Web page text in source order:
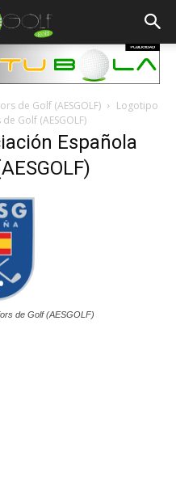
de Golf (AESGOLF)
Logotipo
Golf (AESGOLF)
Española
de Golf (AESGOLF)